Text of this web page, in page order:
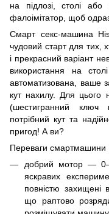
на підлозі, столі або
фалоімітатор, щоб
Смарт секс-машина
чудовий старт для тих,
і прекрасний варіант
використання на
автоматизована, ваше
кут нахилу. Для цього
(шестигранний ключ
потрібний кут та
пригод! А ви?
Переваги смартмашини
добрий мотор —
яскравих
повністю захищені
що раптово